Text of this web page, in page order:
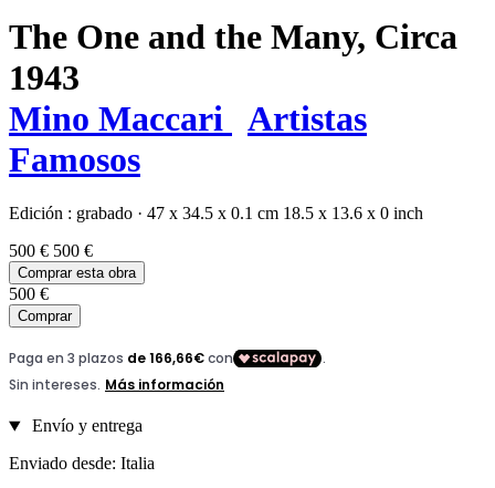
The One and the Many, Circa
1943
Mino Maccari
Artistas
Famosos
Edición : grabado · 47 x 34.5 x 0.1 cm 18.5 x 13.6 x 0 inch
500 € 500 €
Comprar esta obra
500 €
Comprar
Envío y entrega
Enviado desde: Italia